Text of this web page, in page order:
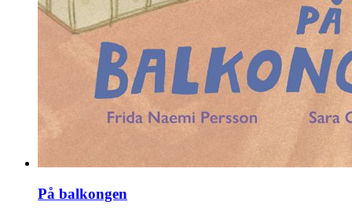
På balkongen